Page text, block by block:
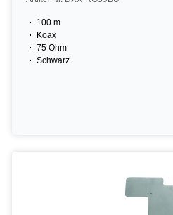
100 m
Koax
75 Ohm
Schwarz